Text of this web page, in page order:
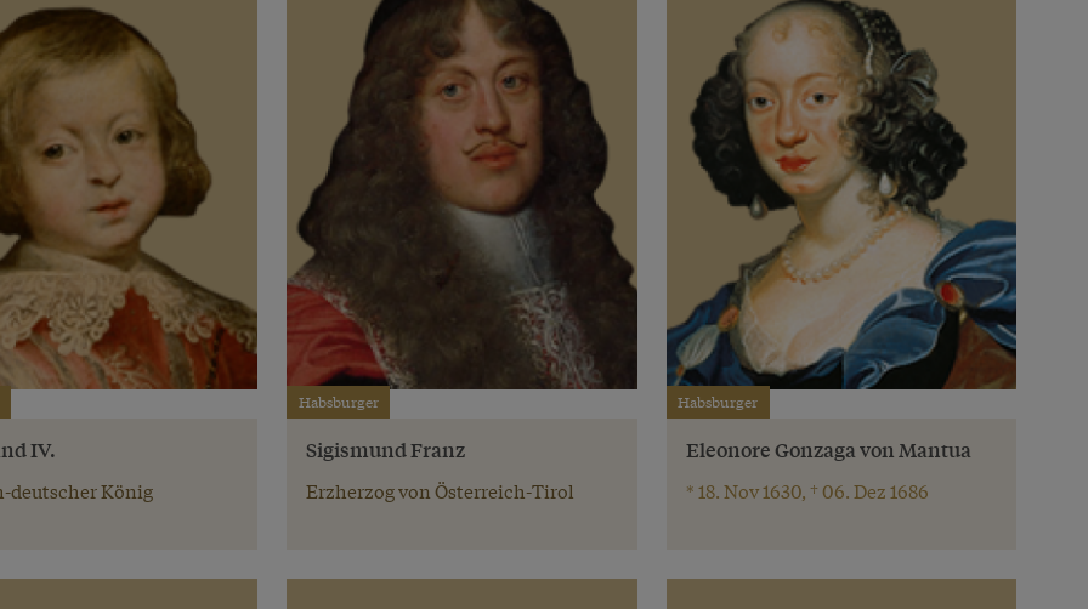
IV.
deutscher König
Habsburger
Sigismund Franz
Erzherzog von Österreich-Tirol
Habsburger
Eleonore Gonzaga von Mantua
* 18. Nov 1630, † 06. Dez 1686